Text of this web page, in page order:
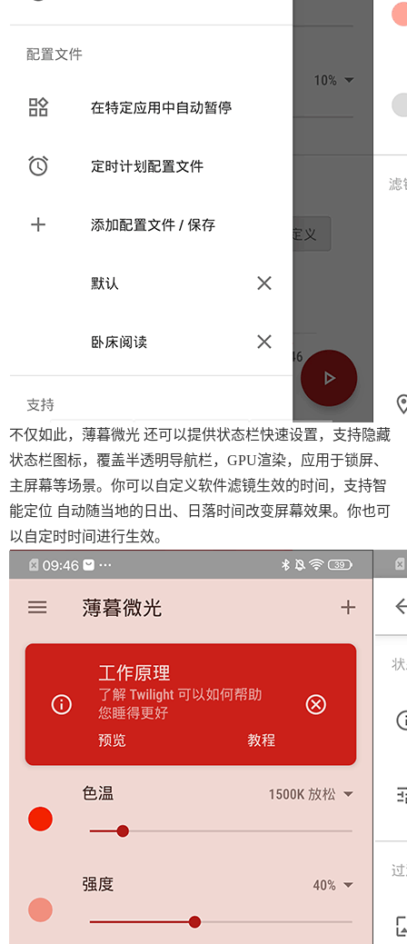
不仅如此，薄暮微光 还可以提供状态栏快速设置，支持隐藏
状态栏图标，覆盖半透明导航栏，GPU渲染，应用于锁屏、
主屏幕等场景。你可以自定义软件滤镜生效的时间，支持智
能定位 自动随当地的日出、日落时间改变屏幕效果。你也可
以自定时时间进行生效。